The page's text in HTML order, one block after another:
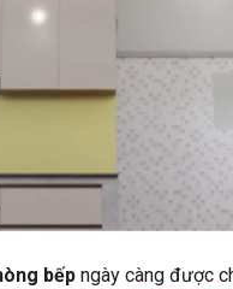
bếp ngày càng được